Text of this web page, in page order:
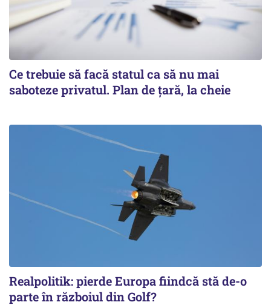
Ce trebuie să facă statul ca să nu mai
saboteze privatul. Plan de țară, la cheie
Realpolitik: pierde Europa fiindcă stă de-o
parte în războiul din Golf?